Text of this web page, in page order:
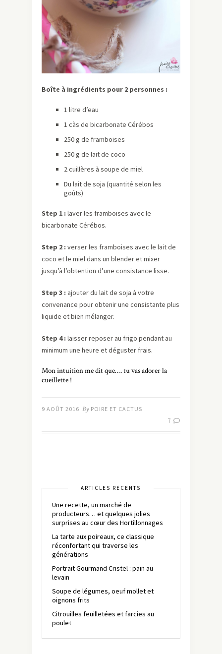
Boîte à ingrédients pour 2 personnes :
1 litre d’eau
1 càs de bicarbonate Cérébos
250 g de framboises
250 g de lait de coco
2 cuillères à soupe de miel
Du lait de soja (quantité selon les
goûts)
Step 1 : laver les framboises avec le
bicarbonate Cérébos.
Step 2 : verser les framboises avec le lait de
coco et le miel dans un blender et mixer
jusqu’à l’obtention d’une consistance lisse.
Step 3 : ajouter du lait de soja à votre
convenance pour obtenir une consistante plus
liquide et bien mélanger.
Step 4 : laisser reposer au frigo pendant au
minimum une heure et déguster frais.
Mon intuition me dit que…. tu vas adorer la
cueillette !
9 AOÛT 2016 By POIRE ET CACTUS
7
ARTICLES RÉCENTS
Une recette, un marché de
producteurs… et quelques jolies
surprises au cœur des Hortillonnages
La tarte aux poireaux, ce classique
réconfortant qui traverse les
générations
Portrait Gourmand Cristel : pain au
levain
Soupe de légumes, oeuf mollet et
oignons frits
Citrouilles feuilletées et farcies au
poulet